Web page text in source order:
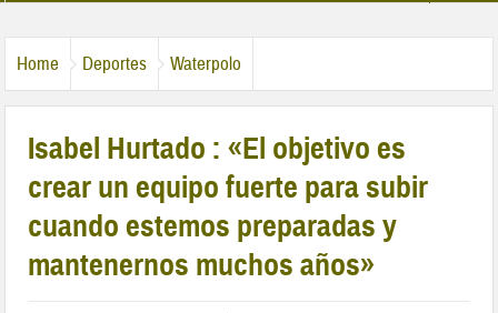
Home Deportes Waterpolo
Isabel Hurtado : «El objetivo es
crear un equipo fuerte para subir
cuando estemos preparadas y
mantenernos muchos años»